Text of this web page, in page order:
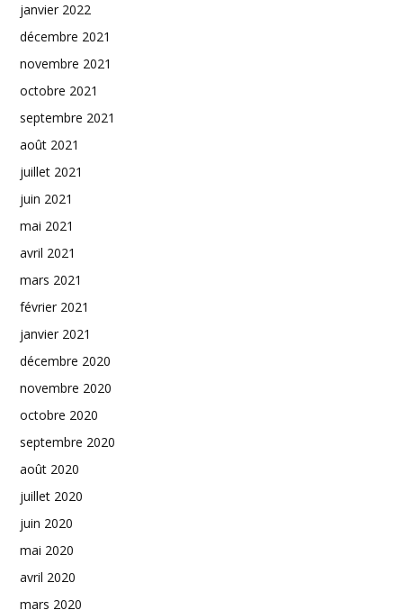
janvier 2022
décembre 2021
novembre 2021
octobre 2021
septembre 2021
août 2021
juillet 2021
juin 2021
mai 2021
avril 2021
mars 2021
février 2021
janvier 2021
décembre 2020
novembre 2020
octobre 2020
septembre 2020
août 2020
juillet 2020
juin 2020
mai 2020
avril 2020
mars 2020